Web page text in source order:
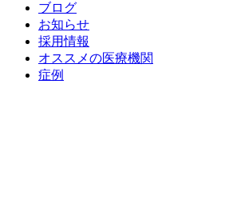
ブログ
お知らせ
採用情報
オススメの医療機関
症例